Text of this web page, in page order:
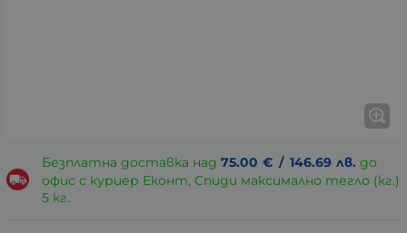
Безплатна доставка над 75.00 € / 146.69 лв. до
офис с куриер Еконт, Спиди максимално тегло (кг.)
5 кг.